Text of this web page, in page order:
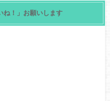
ね！」お願いします